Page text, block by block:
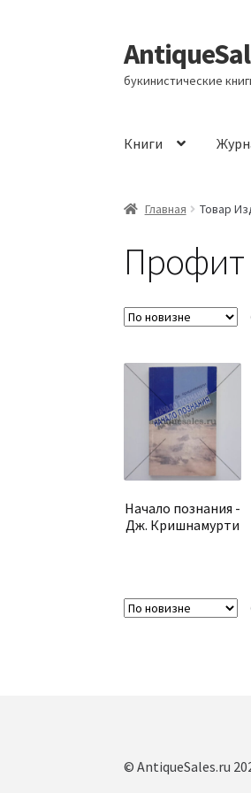
Перейти
к
навигации
Перейти
к
содержимому
букинистические
Книги
ГлавнаяГлавная Товар
Профит
Начало познания -
Дж. Кришнамурти
© AntiqueSales.ru